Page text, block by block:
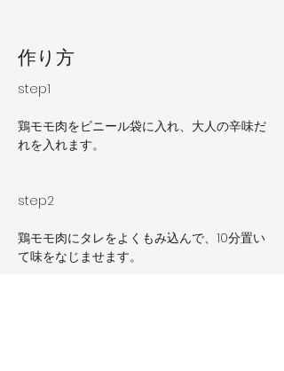
​作り方
step1
鶏モモ肉をビニール袋に入れ、大人の辛味だ
れを入れます。
step2
鶏モモ肉にタレをよくもみ込んで、10分置い
て味をなじませます。